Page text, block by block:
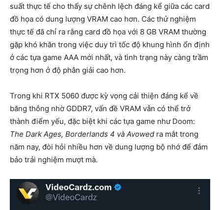
suất thực tế cho thấy sự chênh lệch đáng kể giữa các card
đồ họa có dung lượng VRAM cao hơn. Các thử nghiệm
thực tế đã chỉ ra rằng card đồ họa với 8 GB VRAM thường
gặp khó khăn trong việc duy trì tốc độ khung hình ổn định
ở các tựa game AAA mới nhất, và tình trạng này càng trầm
trọng hơn ở độ phân giải cao hơn.
Trong khi RTX 5060 được kỳ vọng cải thiện đáng kể về
băng thông nhờ GDDR7, vấn đề VRAM vẫn có thể trở
thành điểm yếu, đặc biệt khi các tựa game như Doom:
The Dark Ages, Borderlands 4 và Avowed ra mắt trong
năm nay, đòi hỏi nhiều hơn về dung lượng bộ nhớ để đảm
bảo trải nghiệm mượt mà.